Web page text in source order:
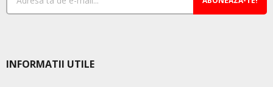
INFORMATII UTILE